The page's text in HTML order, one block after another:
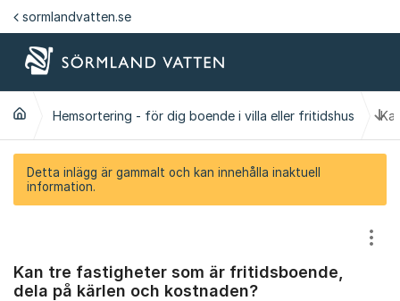
Hoppa till innehåll
sormlandvatten.se
Hemsortering - för dig boende i villa eller fritidshus
Detta inlägg är gammalt och kan innehålla inaktuell
information.
Kan tre fastigheter som är fritidsboende,
dela på kärlen och kostnaden?